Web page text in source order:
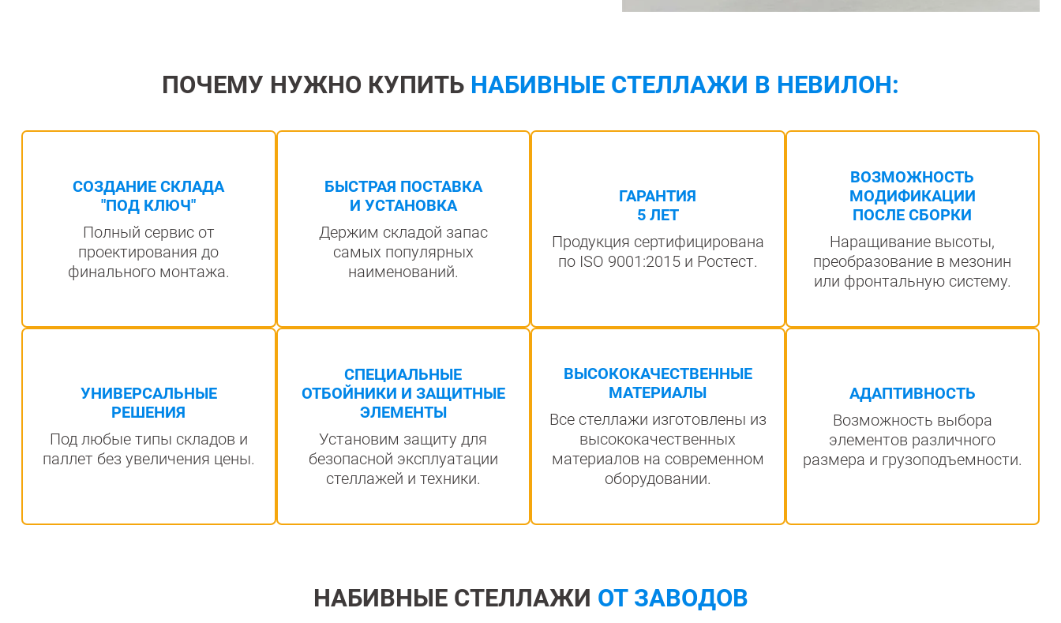
ПОЧЕМУ НУЖНО КУПИТЬ НАБИВНЫЕ СТЕЛЛАЖИ В НЕВИЛОН:
СОЗДАНИЕ СКЛАДА
"ПОД КЛЮЧ"
Полный сервис от
проектирования до
финального монтажа.
БЫСТРАЯ ПОСТАВКА
И УСТАНОВКА
Держим складой запас
самых популярных
наименований.
ГАРАНТИЯ
5 ЛЕТ
Продукция сертифицирована
по ISO 9001:2015 и Ростест.
ВОЗМОЖНОСТЬ
МОДИФИКАЦИИ
ПОСЛЕ СБОРКИ
Наращивание высоты,
преобразование в мезонин
или фронтальную систему.
УНИВЕРСАЛЬНЫЕ
РЕШЕНИЯ
Под любые типы складов и
паллет без увеличения цены.
СПЕЦИАЛЬНЫЕ
ОТБОЙНИКИ И ЗАЩИТНЫЕ
ЭЛЕМЕНТЫ
Установим защиту для
безопасной эксплуатации
стеллажей и техники.
ВЫСОКОКАЧЕСТВЕННЫЕ
МАТЕРИАЛЫ
Все стеллажи изготовлены из
высококачественных
материалов на современном
оборудовании.
АДАПТИВНОСТЬ
Возможность выбора
элементов различного
размера и грузоподъемности.
НАБИВНЫЕ СТЕЛЛАЖИ ОТ ЗАВОДОВ